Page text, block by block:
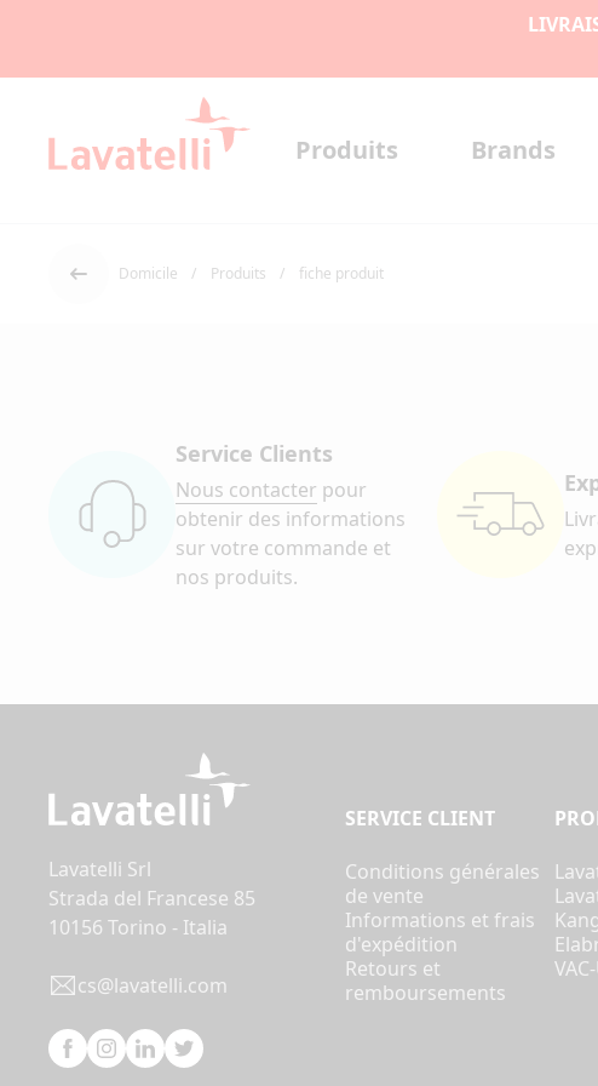
Produits Brands
Dos Domicile Produits fiche produit
Service Clients
Nous contacter pour
obtenir des informations
sur votre commande et
nos produits.
SERVICE CLIENT
Conditions générales
de vente
Informations et frais
d'expédition
Retours et
remboursements
Lavatelli Srl
Strada del Francese 85
10156 Torino - Italia
cs@lavatelli.com
Facebook
Instagram
LinkedinTwitter